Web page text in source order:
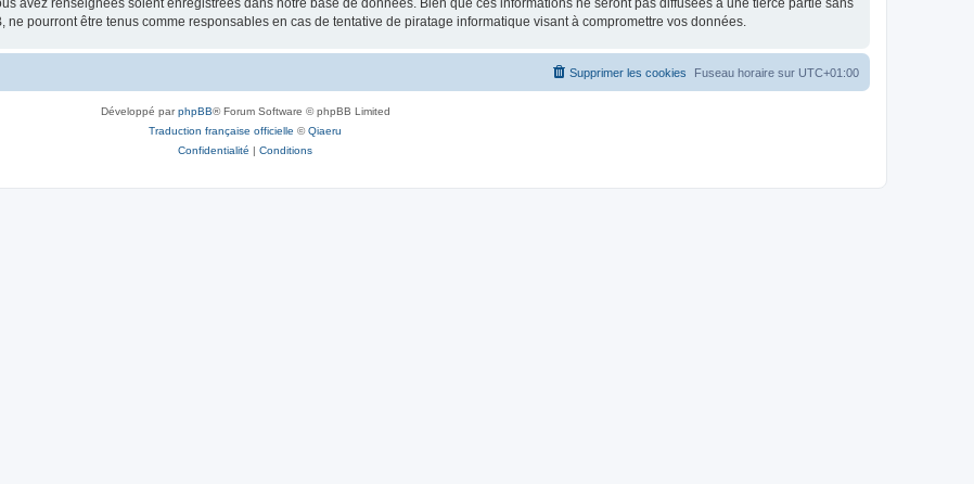
pourront être tenus comme responsables en cas de tentative de piratage informatique visant à compromettre vos données.
Fuseau horaire sur UTC+01:00
Supprimer les cookies
Développé parphpBB® Forum Software © phpBB Limited
Traduction française officielle ©Qiaeru
Confidentialité | Conditions